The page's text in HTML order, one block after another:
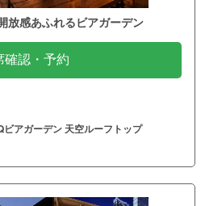
放感あふれるビアガーデン
確認・予約
アガーデン 天空ルーフトップ